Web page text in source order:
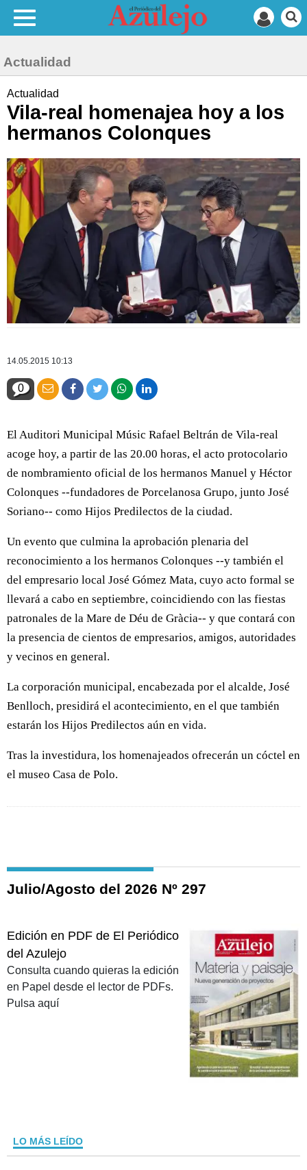
Actualidad
Actualidad
Vila-real homenajea hoy a los
hermanos Colonques
14.05.2015 10:13
0
El Auditori Municipal Músic Rafael Beltrán de Vila-real
acoge hoy, a partir de las 20.00 horas, el acto protocolario
de nombramiento oficial de los hermanos Manuel y Héctor
Colonques --fundadores de Porcelanosa Grupo, junto José
Soriano-- como Hijos Predilectos de la ciudad.
Un evento que culmina la aprobación plenaria del
reconocimiento a los hermanos Colonques --y también el
del empresario local José Gómez Mata, cuyo acto formal se
llevará a cabo en septiembre, coincidiendo con las fiestas
patronales de la Mare de Déu de Gràcia-- y que contará con
la presencia de cientos de empresarios, amigos, autoridades
y vecinos en general.
La corporación municipal, encabezada por el alcalde, José
Benlloch, presidirá el acontecimiento, en el que también
estarán los Hijos Predilectos aún en vida.
Tras la investidura, los homenajeados ofrecerán un cóctel en
el museo Casa de Polo.
Julio/Agosto del 2026 Nº 297
Edición en PDF de El Periódico
del Azulejo
Consulta cuando quieras la edición
en Papel desde el lector de PDFs.
Pulsa aquí
LO MÁS LEÍDO